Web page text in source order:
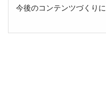
今後のコンテンツづくり